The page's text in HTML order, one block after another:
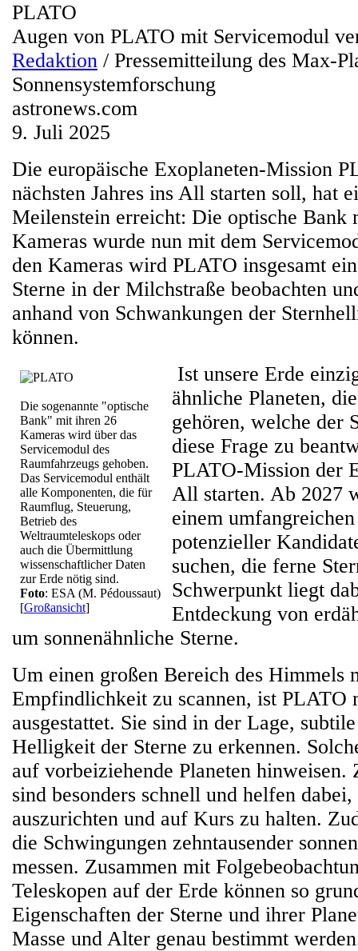
PLATO
Augen von PLATO mit Servicemodul
Redaktion / Pressemitteilung des Max-
Sonnensystemforschung
astronews.com
9. Juli 2025
Die europäische Exoplaneten-Mission
nächsten Jahres ins All starten soll, hat
Meilenstein erreicht: Die optische Bank
Kameras wurde nun mit dem
den Kameras wird PLATO insgesamt
Sterne in der Milchstraße beobachten
anhand von Schwankungen der
können.
Die sogenannte "optische
Bank" mit ihren 26
Kameras wird über das
Servicemodul des
Raumfahrzeugs gehoben.
Das Servicemodul enthält
alle Komponenten, die für
Raumflug, Steuerung,
Betrieb des
Weltraumteleskops oder
auch die Übermittlung
wissenschaftlicher Daten
zur Erde nötig sind.
Foto: ESA (M. Pédoussaut)
[Großansicht]
Ist unsere Erde
ähnliche Planeten,
gehören, welche der
diese Frage zu
PLATO-Mission der
All starten. Ab 2027
einem
potenzieller
suchen, die ferne
Schwerpunkt liegt
Entdeckung von
um sonnenähnliche Sterne.
Um einen großen Bereich des Himmels
Empfindlichkeit zu scannen, ist PLATO
ausgestattet. Sie sind in der Lage,
Helligkeit der Sterne zu erkennen.
auf vorbeiziehende Planeten hinweisen.
sind besonders schnell und helfen
auszurichten und auf Kurs zu halten.
die Schwingungen zehntausender
messen. Zusammen mit
Teleskopen auf der Erde können so
Eigenschaften der Sterne und ihrer
Masse und Alter genau bestimmt